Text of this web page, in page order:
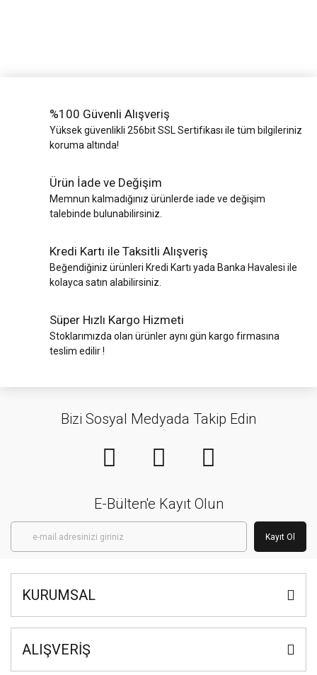
%100 Güvenli Alışveriş
Yüksek güvenlikli 256bit SSL Sertifikası ile tüm bilgileriniz
koruma altında!
Ürün İade ve Değişim
Memnun kalmadığınız ürünlerde iade ve değişim
talebinde bulunabilirsiniz.
Kredi Kartı ile Taksitli Alışveriş
Beğendiğiniz ürünleri Kredi Kartı yada Banka Havalesi ile
kolayca satın alabilirsiniz.
Süper Hızlı Kargo Hizmeti
Stoklarımızda olan ürünler aynı gün kargo firmasına
teslim edilir !
Bizi Sosyal Medyada Takip Edin
E-Bülten'e Kayıt Olun
Kayıt Ol
KURUMSAL
ALIŞVERİŞ